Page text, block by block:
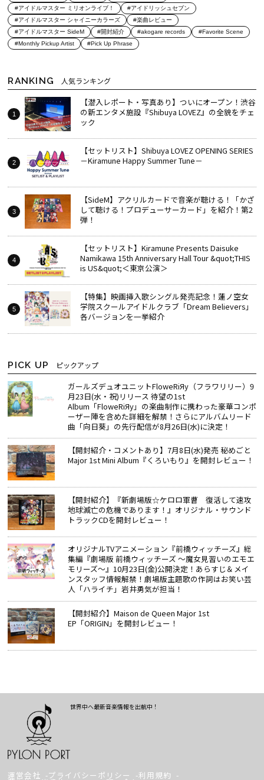
#アイドルマスター ミリオンライブ！
#アイドリッシュセブン
#アイドルマスター シャイニーカラーズ
#楽曲レビュー
#アイドルマスター SideM
#開封紹介 #akogare records
#Favorite Scene
#Monthly Pickup Artist
#Pick Up Phrase
RANKING 人気ランキング
【潜入レポート・写真あり】ついにオープン！渋谷
の新エンタメ施設『Shibuya LOVEZ』の全貌をチェ
ック
【セットリスト】Shibuya LOVEZ OPENING SERIES
－Kiramune Happy Summer Tune－
【SideM】アクリルカードで音楽が聴ける！「かざ
して聴ける！プロデューサーカード」を紹介！第2
弾！
【セットリスト】Kiramune Presents Daisuke
Namikawa 15th Anniversary Hall Tour &quot;THIS
is US&quot;＜東京公演＞
【特集】映画挿入歌シングル発売記念！蓮ノ空女
学院スクールアイドルクラブ「Dream Believers」
各バージョンを一挙紹介
PICK UP ピックアップ
ガールズデュオユニットFloweRiЯy（フラワリリー）9
月23日(水・祝)リリース 待望の1st
Album「FloweRiЯy」の楽曲制作に携わった豪華コンポ
ーザー陣を含めた詳細を解禁！さらにアルバムリード
曲「向日葵」の先行配信が8月26日(水)に決定！
【開封紹介・コメントあり】7月8日(水)発売 秘めごと
Major 1st Mini Album『くろいもり』を開封レビュー！
【開封紹介】『新劇場版☆ケロロ軍曹 復活して速攻
地球滅亡の危機であります！』オリジナル・サウンド
トラックCDを開封レビュー！
オリジナルTVアニメーション『前橋ウィッチーズ』総
集編『劇場版 前橋ウィッチーズ ～魔女見習いのエモエ
モリーズ～』10月23日(金)公開決定！あらすじ＆メイ
ンスタッフ情報解禁！劇場版主題歌の作詞はお笑い芸
人「ハライチ」岩井勇気が担当！
【開封紹介】Maison de Queen Major 1st
EP「ORIGIN」を開封レビュー！
世界中へ最新音楽情報を出航中！
運営会社 プライバシーポリシー 利用規約